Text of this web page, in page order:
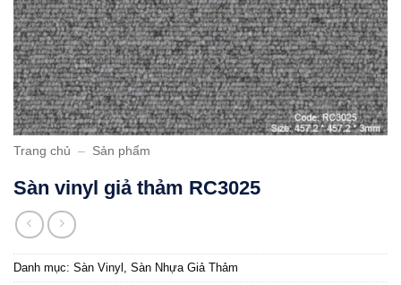
Trang chủ – Sản phẩm
Sàn vinyl giả thảm RC3025
Danh mục: Sàn Vinyl Sàn Nhựa Giả Thảm